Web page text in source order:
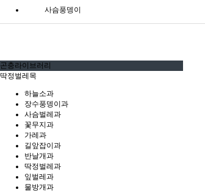
사슴풍뎅이
곤충라이브러리
딱정벌레목
하늘소과
장수풍뎅이과
사슴벌레과
꽃무지과
가레과
길앞잡이과
반날개과
딱정벌레과
잎벌레과
물방개과